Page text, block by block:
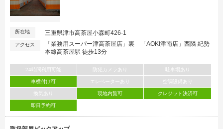
所在地 三重県津市高茶屋小森町426-1
アクセス
「業務用スーパー津高茶屋店」裏 「AOKI津南店」西隣 紀勢
本線高茶屋駅 徒歩13分
24時間利用可能 防犯カメラあり 駐車場あり
車横付け可 エレベーターあり 空調設備あり
換気あり 現地内覧可 クレジット決済可
即日予約可